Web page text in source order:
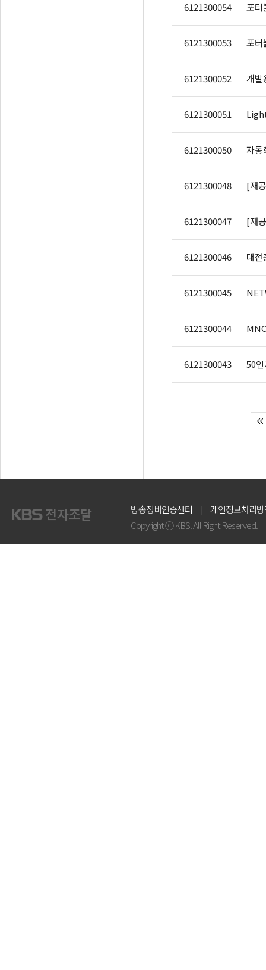
6121300054 포터
6121300053 포
6121300052 개발
6121300051
6121300050
6121300048 [재
6121300047 [재
6121300046 대전
6121300045
6121300044
6121300043 50
방송장비인증센터
개인정보처리
Copyright ⓒ KBS. All Right Reserved.